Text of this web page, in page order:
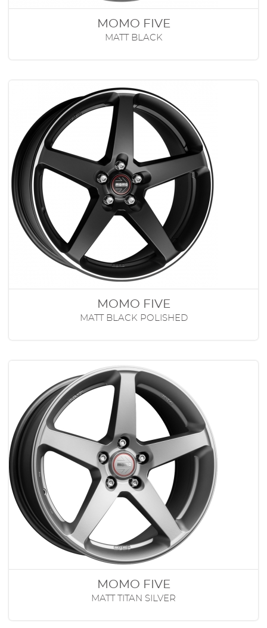
MOMO FIVE
MATT BLACK
MOMO FIVE
MATT BLACK POLISHED
MOMO FIVE
MATT TITAN SILVER